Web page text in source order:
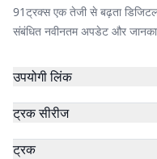
91ट्रक्स एक तेजी से बढ़ता डिजिटल
संबंधित नवीनतम अपडेट और
उपयोगी लिंक
ट्रक सीरीज
ट्रक